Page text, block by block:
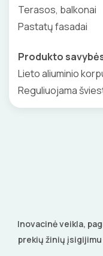
Terasos, balkonai
Pastatų fasadai
Produkto
Lieto aliuminio
Reguliuojama
Inovacinė veikla,
prekių žinių